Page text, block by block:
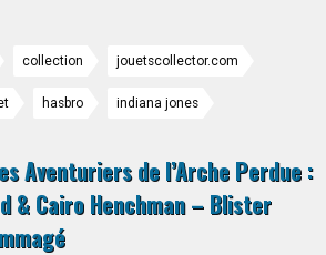
collection jouetscollector.com
hasbro indiana jones
Aventuriers de l’Arche Perdue :
& Cairo Henchman – Blister